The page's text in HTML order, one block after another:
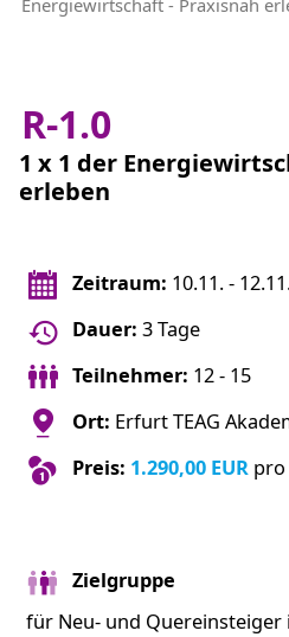
R-1.0
1 x 1 der
erleben
Zeitraum: 10.11. -
Dauer: 3 Tage
Teilnehmer: 12 - 15
Ort: Erfurt TEAG
Preis: 1.290,00 EURpro
Zielgruppe
für Neu- und Quereinsteiger